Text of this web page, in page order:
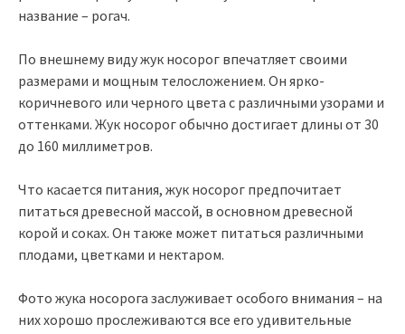
название – рогач.
По внешнему виду жук носорог впечатляет своими
размерами и мощным телосложением. Он ярко-
коричневого или черного цвета с различными узорами и
оттенками. Жук носорог обычно достигает длины от 30
до 160 миллиметров.
Что касается питания, жук носорог предпочитает
питаться древесной массой, в основном древесной
корой и соках. Он также может питаться различными
плодами, цветками и нектаром.
Фото жука носорога заслуживает особого внимания – на
них хорошо прослеживаются все его удивительные